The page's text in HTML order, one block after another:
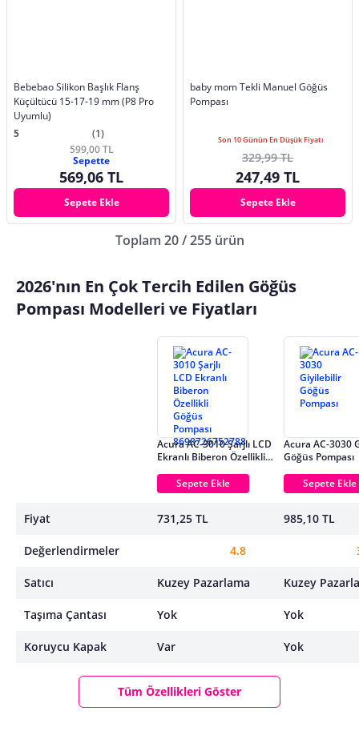
Bebebao Silikon Başlık Flanş
Küçültücü 15-17-19 mm (P8 Pro
Uyumlu)
5
(1)
599,00 TL
Sepette
569,06 TL
Sepete Ekle
baby mom Tekli Manuel Göğüs
Pompası
Son 10 Günün En Düşük Fiyatı
329,99 TL
247,49 TL
Sepete Ekle
Toplam 20 / 255 ürün
2026'nın En Çok Tercih Edilen Göğüs
Pompası Modelleri ve Fiyatları
Fiyat
Değerlendirmeler
Satıcı
Taşıma Çantası
Koruycu Kapak
Acura AC-3010 Şarjlı LCD
Ekranlı Biberon Özellikli
8698726752788
Sepete Ekle
731,25 TL
4.8
Kuzey Pazarlama
Yok
Var
Acura AC-3030
Göğüs Pompası
Sepete Ekle
985,10 TL
Kuzey
Yok
Yok
Tüm Özellikleri Göster